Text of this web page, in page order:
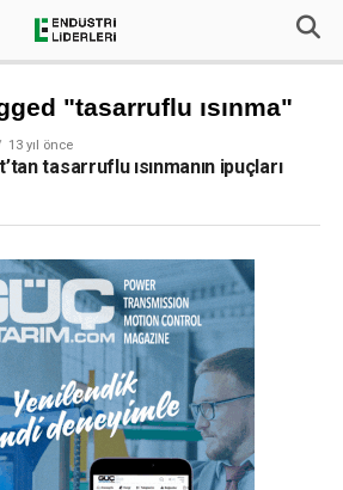
"tasarruflu ısınma"
13 yıl önce
tasarruflu ısınmanın ipuçları